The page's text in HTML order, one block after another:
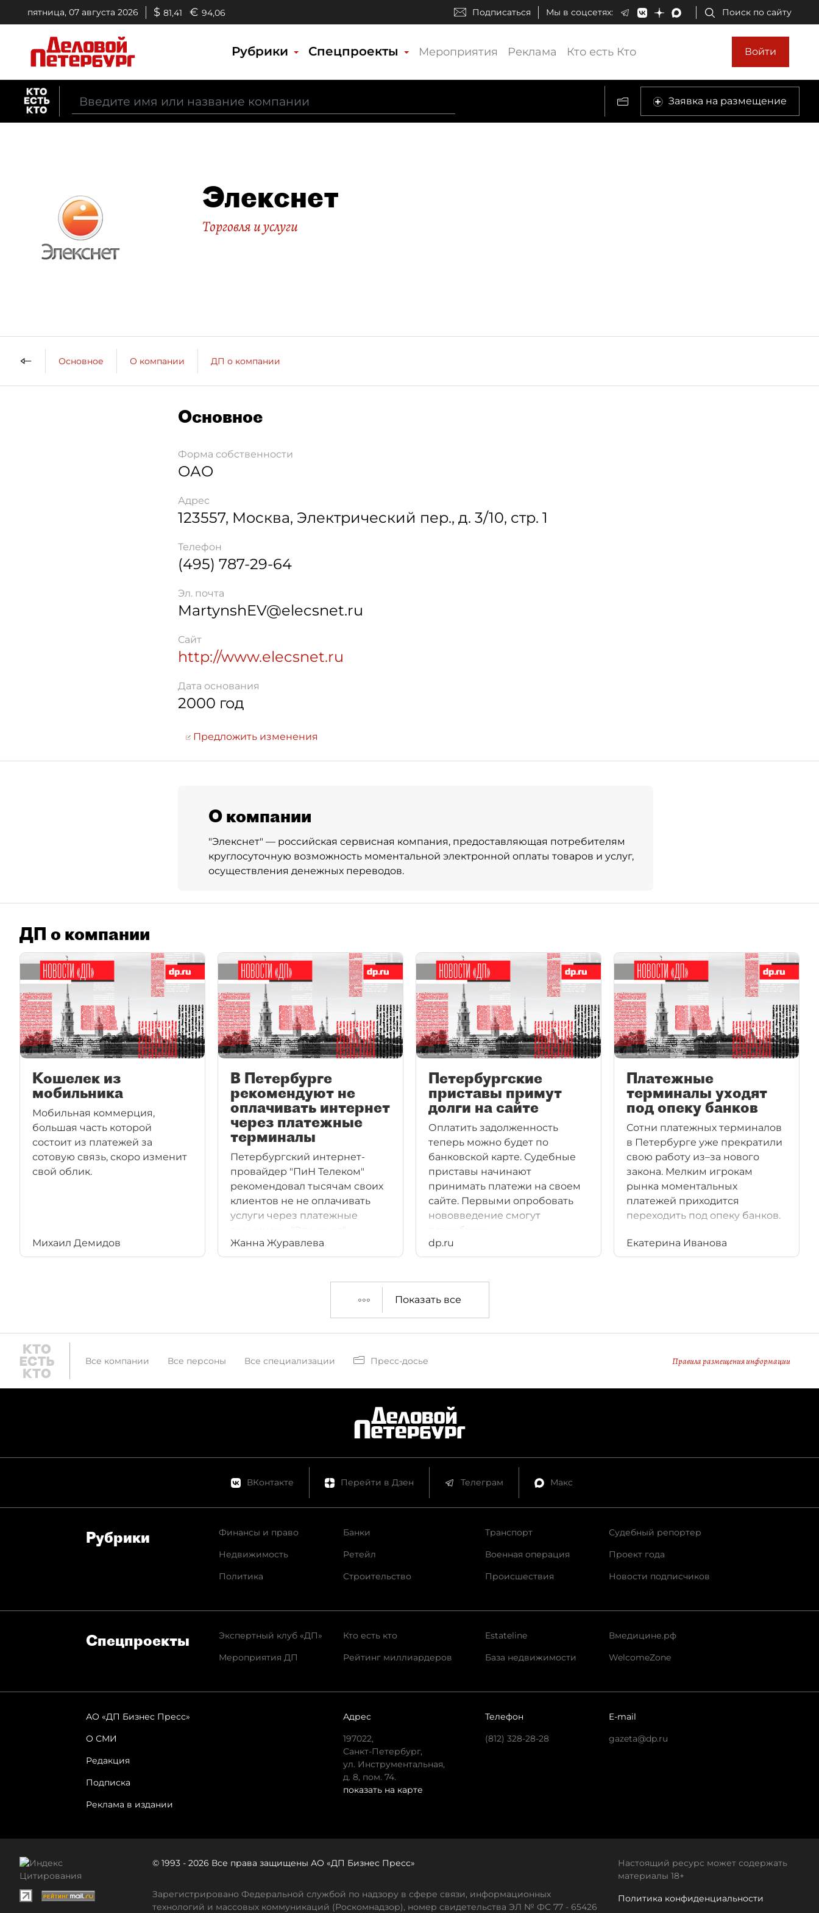
пятница, 07 августа 2026 $ 81,41 € 94,06 Подписаться Мы в соцсетях: Поиск по сайту
Рубрики Спецпроекты Мероприятия Реклама Кто есть Кто Войти
Заявка на размещение
Элекснет
Торговля и услуги
Основное О компании ДП о компании
Основное
Форма собственности
ОАО
Адрес
123557, Москва, Электрический пер., д. 3/10, стр. 1
Телефон
(495) 787-29-64
Эл. почта
MartynshEV@elecsnet.ru
Сайт
http://www.elecsnet.ru
Дата основания
2000 год
Предложить изменения
О компании
"Элекснет" — российская сервисная компания, предоставляющая потребителям
круглосуточную возможность моментальной электронной оплаты товаров и услуг,
осуществления денежных переводов.
ДП о компании
Кошелек из
мобильника
Мобильная коммерция,
большая часть которой
состоит из платежей за
сотовую связь, скоро изменит
свой облик.
Михаил Демидов
В Петербурге
рекомендуют не
оплачивать интернет
через платежные
терминалы
Петербургский интернет-
провайдер "ПиН Телеком"
рекомендовал тысячам своих
клиентов не не оплачивать
услуги через платежные
Досталось и терминалам QIWI.
Жанна Журавлева
Петербургские
приставы примут
долги на сайте
Оплатить задолженность
теперь можно будет по
банковской карте. Судебные
приставы начинают
принимать платежи на своем
сайте. Первыми опробовать
нововведение смогут
петербуржцы.
dp.ru
Платежные
терминалы уходят
под опеку банков
Сотни платежных терминалов
в Петербурге уже прекратили
свою работу из–за нового
закона. Мелким игрокам
рынка моментальных
платежей приходится
переходить под опеку банков.
Екатерина Иванова
Показать все
Все компании Все персоны Все специализации Пресс-досье Правила размещения информации
ВКонтакте Перейти в Дзен Телеграм Макс
Рубрики
Финансы и право
Недвижимость
Политика
Банки
Ретейл
Строительство
Транспорт
Военная операция
Происшествия
Судебный репортер
Проект года
Новости подписчиков
Спец­проекты
Экспертный клуб «ДП»
Мероприятия ДП
Кто есть кто
Рейтинг миллиардеров
Estateline
База недвижимости
Вмедицине.рф
WelcomeZone
АО «ДП Бизнес Пресс»
О СМИ
Редакция
Подписка
Реклама в издании
Адрес
197022,
Санкт-Петербург,
ул. Инструментальная,
д. 8, пом. 74.
показать на карте
Телефон
(812) 328-28-28
E-mail
gazeta@dp.ru
© 1993 - 2026 Все права защищены АО «ДП Бизнес Пресс»
Зарегистрировано Федеральной службой по надзору в сфере связи, информационных
технологий и массовых коммуникаций (Роскомнадзор), номер свидетельства ЭЛ № ФС 77 - 65426
Настоящий ресурс может содержать
материалы 18+
Политика конфиденциальности